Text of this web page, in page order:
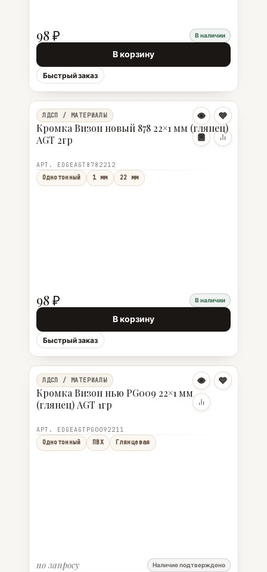
98 ₽ В наличии
В корзину
Быстрый заказ
ЛДСП / МАТЕРИАЛЫ
Кромка Визон новый 878 22×1 мм (глянец)
AGT 2гр
АРТ. EDGEAGT8782212
Однотонный
1 мм 22 мм
98 ₽ В наличии
В корзину
Быстрый заказ
ЛДСП / МАТЕРИАЛЫ
Кромка Визон нью PG009 22×1 мм
(глянец) AGT 1гр
АРТ. EDGEAGTPG0092211
Однотонный
ПВХ Глянцевая
по запросу Наличие подтверждено